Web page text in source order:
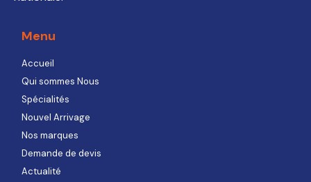
Menu
Accueil
Qui sommes Nous
Spécialités
Nouvel Arrivage
Nos marques
Demande de devis
Actualité